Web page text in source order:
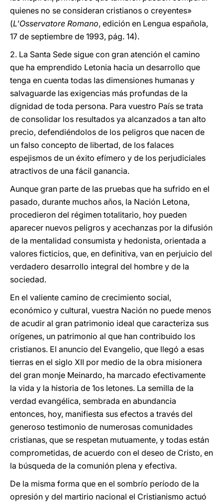
quienes no se consideran cristianos o creyentes»
(L'Osservatore Romano, edición en Lengua española,
17 de septiembre de 1993, pág. 14).
2. La Santa Sede sigue con gran atención el camino
que ha emprendido Letonia hacia un desarrollo que
tenga en cuenta todas las dimensiones humanas y
salvaguarde las exigencias más profundas de la
dignidad de toda persona. Para vuestro País se trata
de consolidar los resultados ya alcanzados a tan alto
precio, defendiéndolos de los peligros que nacen de
un falso concepto de libertad, de los falaces
espejismos de un éxito efímero y de los perjudiciales
atractivos de una fácil ganancia.
Aunque gran parte de las pruebas que ha sufrido en el
pasado, durante muchos años, la Nación Letona,
procedieron del régimen totalitario, hoy pueden
aparecer nuevos peligros y acechanzas por la difusión
de la mentalidad consumista y hedonista, orientada a
valores ficticios, que, en definitiva, van en perjuicio del
verdadero desarrollo integral del hombre y de la
sociedad.
En el valiente camino de crecimiento social,
económico y cultural, vuestra Nación no puede menos
de acudir al gran patrimonio ideal que caracteriza sus
orígenes, un patrimonio al que han contribuido los
cristianos. El anuncio del Evangelio, que llegó a esas
tierras en el siglo XII por medio de la obra misionera
del gran monje Meinardo, ha marcado efectivamente
la vida y la historia de 1os letones. La semilla de la
verdad evangélica, sembrada en abundancia
entonces, hoy, manifiesta sus efectos a través del
generoso testimonio de numerosas comunidades
cristianas, que se respetan mutuamente, y todas están
comprometidas, de acuerdo con el deseo de Cristo, en
la búsqueda de la comunión plena y efectiva.
De la misma forma que en el sombrío período de la
opresión y del martirio nacional el Cristianismo actuó